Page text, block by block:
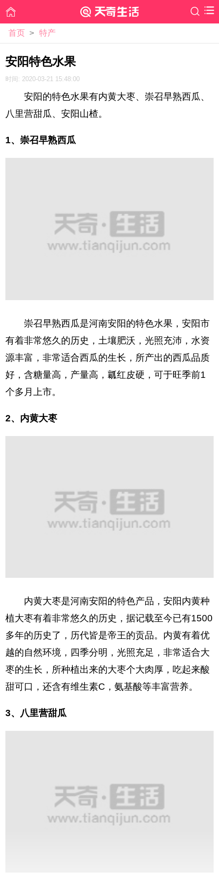
首页 > 特产
安阳特色水果
时间: 2020-03-21 15:48:00
安阳的特色水果有内黄大枣、崇召早熟西瓜、
八里营甜瓜、安阳山楂。
1、崇召早熟西瓜
崇召早熟西瓜是河南安阳的特色水果，安阳市
有着非常悠久的历史，土壤肥沃，光照充沛，水资
源丰富，非常适合西瓜的生长，所产出的西瓜品质
好，含糖量高，产量高，瓤红皮硬，可于旺季前1
个多月上市。
2、内黄大枣
内黄大枣是河南安阳的特色产品，安阳内黄种
植大枣有着非常悠久的历史，据记载至今已有1500
多年的历史了，历代皆是帝王的贡品。内黄有着优
越的自然环境，四季分明，光照充足，非常适合大
枣的生长，所种植出来的大枣个大肉厚，吃起来酸
甜可口，还含有维生素C，氨基酸等丰富营养。
3、八里营甜瓜